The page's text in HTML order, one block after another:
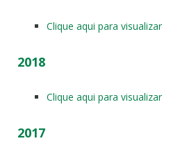
Clique aqui para visualizar
2018
Clique aqui para visualizar
2017